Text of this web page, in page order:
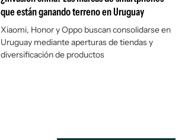
que están ganando terreno en Uruguay
Xiaomi, Honor y Oppo buscan consolidarse en
Uruguay mediante aperturas de tiendas y
diversificación de productos